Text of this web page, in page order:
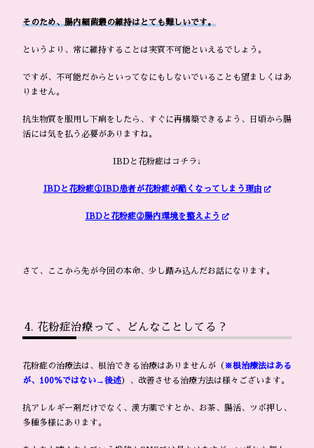
そのため、腸内細菌叢の維持はとても難しいです。
というより、常に維持することは実質不可能といえるでしょう。
ですが、不可能だからといってなにもしないでいることも望ましくはあ
りません。
抗生物質を服用し下痢をしたら、すぐに再構築できるよう、日頃から腸
活には気を払う必要がありますね。
IBDと花粉症はコチラ↓
IBDと花粉症①IBD患者が花粉症が酷くなってしまう理由
IBDと花粉症②腸内環境を整えよう
さて、ここから先が今回の本命、少し踏み込んだお話になります。
花粉症治療って、どんなことしてる？
花粉症の治療法は、根治できる治療はありませんが（ ※根治療法はある
が、100％ではない→後述）、改善させる治療方法は様々ございます。
抗アレルギー剤だけでなく、漢方薬ですとか、お茶、腸活、ツボ押し、
多種多様にあります。